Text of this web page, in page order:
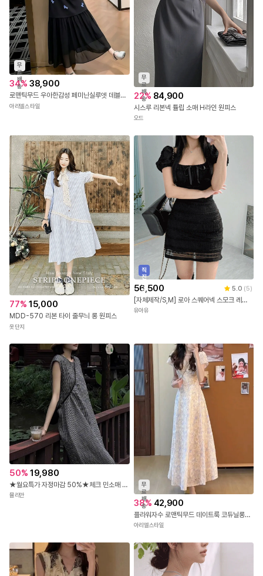
무
료
배
송
34% 38,900
로맨틱무드 우아한감성 페미닌실루엣 데블리롱원피스
아리엘스타일
무
료
배
송
22% 84,900
시스루 리본넥 튤립 소매 H라인 원피스
오드
77% 15,000
MDD-570 리본 타이 줄무늬 롱 원피스
옷단지
직
진
배
송
56,500 5.0 (5)
[자체제작/S,M] 로아 스퀘어넥 스모크 레이스 리본 퍼프 미니원피스
유아유
50% 19,980
★월요특가 자정마감 50%★체크 민소매 린넨 롱 원피스
뮬리안
무
료
배
송
38% 42,900
플라워자수 로맨틱무드 데이트룩 코듀닐롱원피스
아리엘스타일